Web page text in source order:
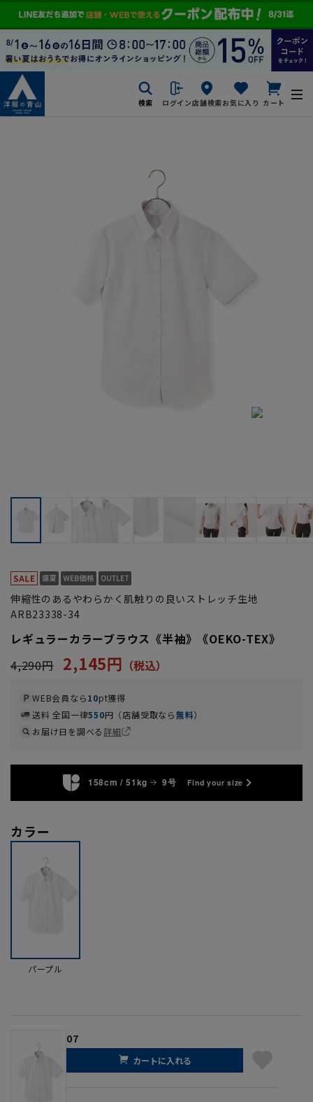
検索 ログイン店舗検索お気に入り カート
伸縮性のあるやわらかく肌触りの良いストレッチ生地
ARB23338-34
レギュラーカラーブラウス《半袖》《OEKO-TEX》
4,290円 2,145円
WEB会員なら10pt獲得
送料 全国一律550円（店舗受取なら無料）
お届け日を調べる詳細
158cm / 51kg 9号 Find your size
カラー
パープル
07
カートに入れる